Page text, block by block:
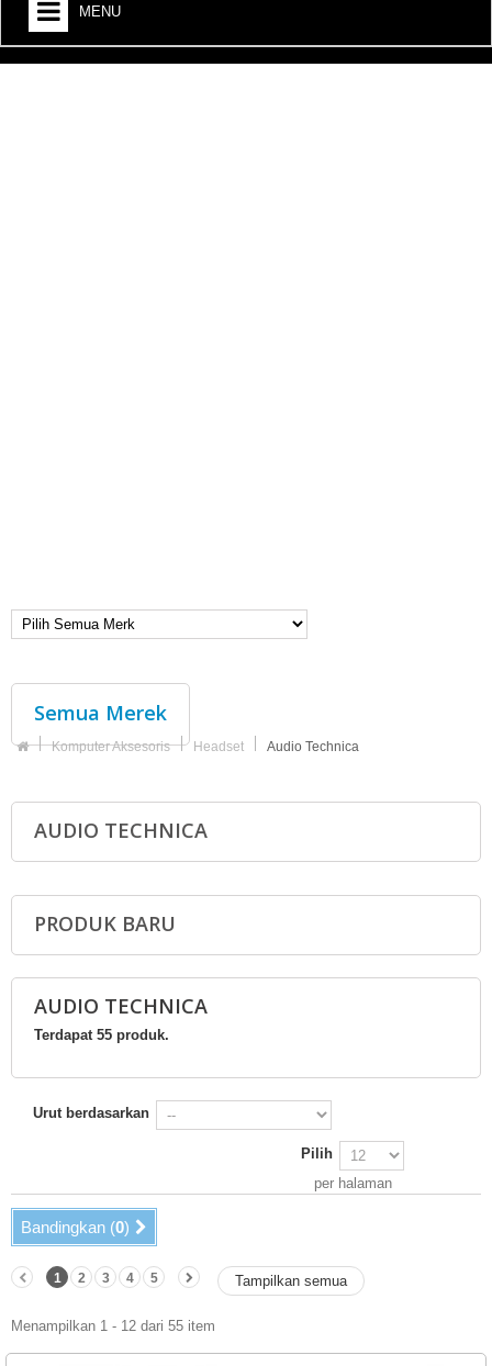
MENU
Semua Merek
Komputer Aksesoris Headset Audio Technica
AUDIO TECHNICA
PRODUK BARU
AUDIO TECHNICA
Terdapat 55 produk.
Urut berdasarkan
Pilih
per halaman
Bandingkan (0)
Tampilkan semua
1 2 3 4 5
Menampilkan 1 - 12 dari 55 item